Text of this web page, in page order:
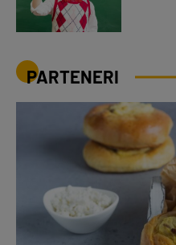
PARTENERI